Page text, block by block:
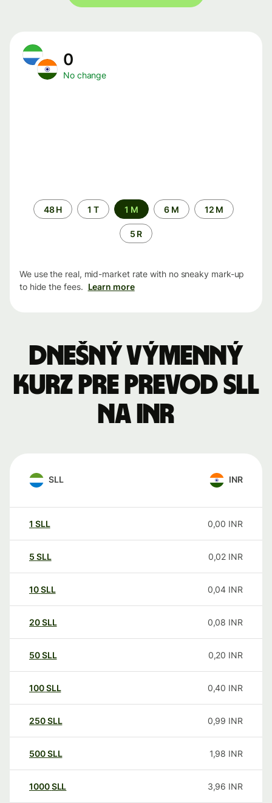
0
No change
Time
period
48 H 1 T 1 M 6 M 12 M
5 R
We use the real, mid-market rate with no sneaky mark-up
to hide the fees. Learn more
Dnešný výmenný
kurz pre prevod SLL
na INR
SLL INR
1 SLL 0,00 INR
5 SLL 0,02 INR
10SLL 0,04 INR
20SLL 0,08 INR
50SLL 0,20 INR
100SLL 0,40 INR
250SLL 0,99 INR
500SLL 1,98 INR
1000SLL 3,96 INR